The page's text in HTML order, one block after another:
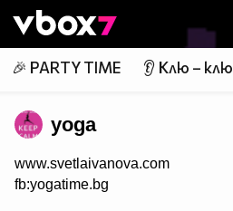
👾
🎉 PARTY TIME 👂 Клю – клю
yoga
www.svetlaivanova.com
fb:yogatime.bg